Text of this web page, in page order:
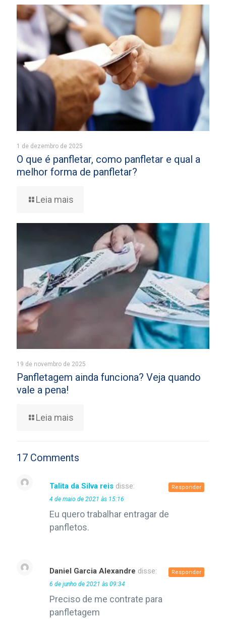
1 de dezembro de 2025
O que é panfletar, como panfletar e qual a
melhor forma de panfletar?
Leia mais
19 de novembro de 2025
Panfletagem ainda funciona? Veja quando
vale a pena!
Leia mais
17 Comments
Talita da Silva reis disse:
4 de maio de 2021 às 15:16
Eu quero trabalhar entragar de
panfletos.
Responder
Daniel Garcia Alexandre disse:
6 de junho de 2021 às 09:34
Preciso de me contrate para
panfletagem
Responder